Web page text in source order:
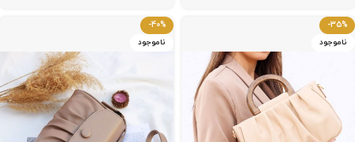
-35%
ناموجود
-40%
ناموجود